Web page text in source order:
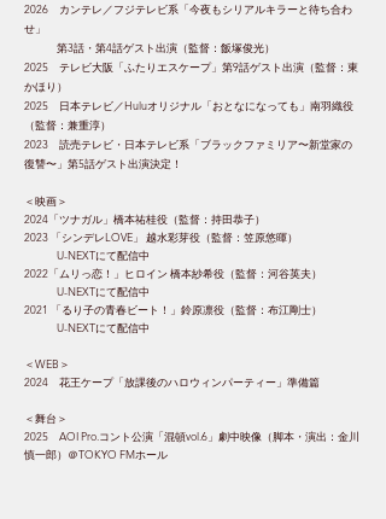
2026 カンテレ／フジテレビ系「今夜もシリアルキラーと待ち合わ
せ」
第3話・第4話ゲスト出演（監督：飯塚俊光）
2025 テレビ大阪「ふたりエスケープ」第9話ゲスト出演（監督：東
かほり）
2025 日本テレビ／Huluオリジナル「おとなになっても」南羽織役
（監督：兼重淳）
2023 読売テレビ・日本テレビ系「ブラックファミリア〜新堂家の
復讐〜」第5話ゲスト出演決定！
＜映画＞
2024「ツナガル」橋本祐桂役（監督：持田恭子）
2023 「シンデレLOVE」 越水彩芽役（監督：笠原悠暉）
U-NEXTにて配信中
2022「ムリっ恋！」ヒロイン 橋本紗希役（監督：河谷英夫）
U-NEXTにて配信中
2021 「るり子の青春ビート！」鈴原凛役（監督：布江剛士）
U-NEXTにて配信中​
​＜WEB＞
2024 花王ケープ「放課後のハロウィンパーティー」準備篇
＜舞台＞
2025 AOI Pro.コント公演「混頓vol.6」劇中映像（脚本・演出：金川
慎一郎）＠TOKYO FMホール